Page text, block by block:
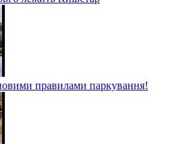
правилами паркування!